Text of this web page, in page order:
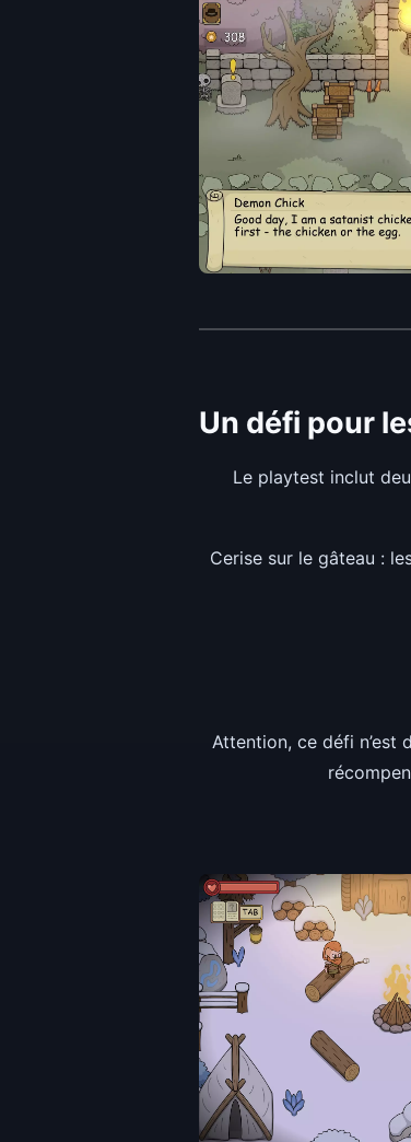
Un défi pour
Le playtest inclut
Cerise sur le gâteau :
Attention, ce défi n’est